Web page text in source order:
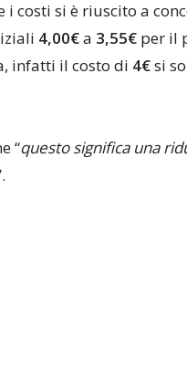
i costi si è riuscito a
4,00€a 3,55€ per il
infatti il costo di 4€si
“questo significa una